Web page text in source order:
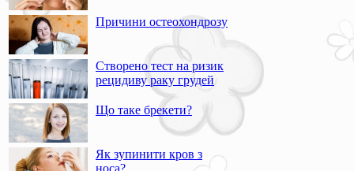
Причини остеохондрозу
Створено тест на ризик
рецидиву раку грудей
Що таке брекети?
Як зупинити кров з